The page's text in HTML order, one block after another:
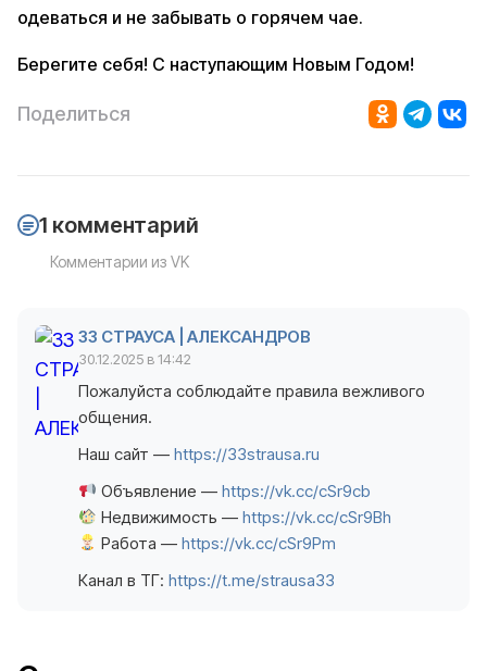
одеваться и не забывать о горячем чае.
Берегите себя! С наступающим Новым Годом!
Поделиться
1 комментарий
Комментарии из VK
33 СТРАУСА | АЛЕКСАНДРОВ
30.12.2025 в 14:42
Пожалуйста соблюдайте правила вежливого
общения.
Наш сайт — https://33strausa.ru
Объявление —https://vk.cc/cSr9cb
Недвижимость —https://vk.cc/cSr9Bh
Работа —https://vk.cc/cSr9Pm
Канал в ТГ: https://t.me/strausa33